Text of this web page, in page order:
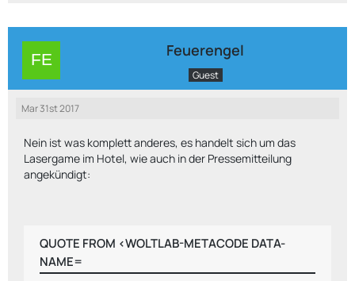
Feuerengel
Guest
Mar 31st 2017
Nein ist was komplett anderes, es handelt sich um das
Lasergame im Hotel, wie auch in der Pressemitteilung
angekündigt:
QUOTE FROM <WOLTLAB-METACODE DATA-
NAME=